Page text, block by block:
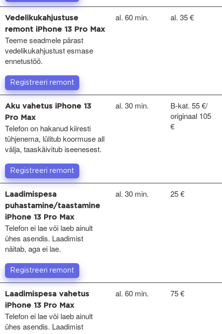
Vedelikukahjustuse
remont iPhone 13 Pro Max
Teeme seadmele pärast
vedelikukahjustust esmase
ennetustöö.
al. 60 min. al. 35 €
Registreeri remont
Aku vahetus iPhone 13
Pro Max
Telefon on hakanud kiiresti
tühjenema, lülitub koormuse all
välja, taaskäivitub iseenesest.
al. 30 min.
B-kat. 55 €/
originaal 105
€
Registreeri remont
Laadimispesa
puhastamine/taastamine
iPhone 13 Pro Max
Telefon ei lae või laeb ainult
ühes asendis. Laadimist
näitab, aga ei lae.
al. 30 min. 25 €
Registreeri remont
Laadimispesa vahetus
iPhone 13 Pro Max
Telefon ei lae või laeb ainult
ühes asendis. Laadimist
al. 60 min. 75 €